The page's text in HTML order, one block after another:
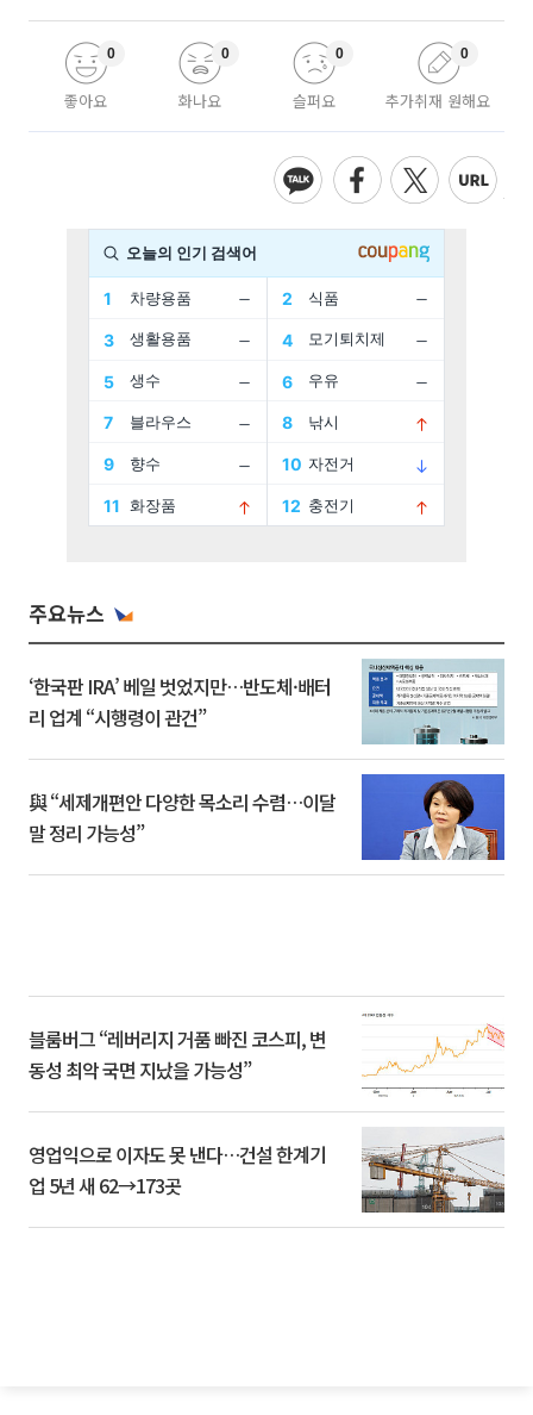
좋아요
0
화나요
0
슬퍼요
0
추가취재 원해요
0
주요뉴스
‘한국판 IRA’ 베일 벗었지만…반도체·배터
리 업계 “시행령이 관건”
與 “세제개편안 다양한 목소리 수렴…이달
말 정리 가능성”
블룸버그 “레버리지 거품 빠진 코스피, 변
동성 최악 국면 지났을 가능성”
영업익으로 이자도 못 낸다…건설 한계기
업 5년 새 62→173곳